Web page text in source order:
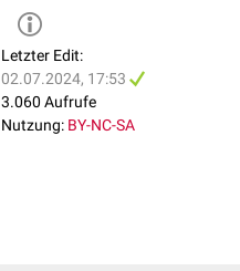
Letzter Edit:
02.07.2024, 17:53
3.060 Aufrufe
Nutzung: BY-NC-SA